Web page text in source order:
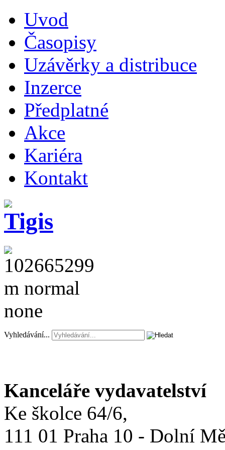
Uvod
Časopisy
Uzávěrky a distribuce
Inzerce
Předplatné
Akce
Kariéra
Kontakt
Vyhledávání...
Kanceláře vydavatelství
Ke školce 64/6,
111 01 Praha 10 - Dolní